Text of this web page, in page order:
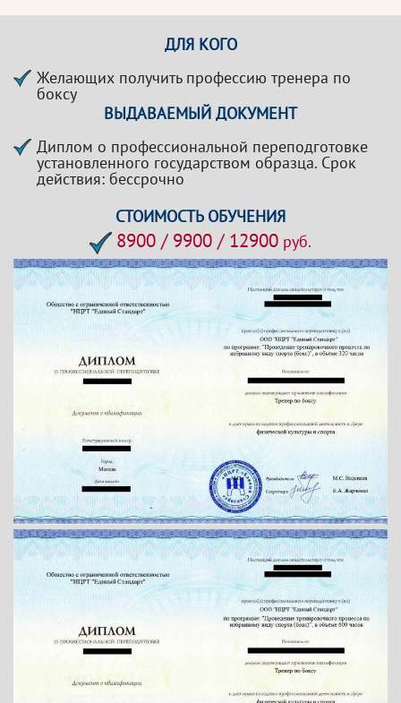
ДЛЯ КОГО
Желающих получить профессию тренера по
боксу
ВЫДАВАЕМЫЙ ДОКУМЕНТ
Диплом о профессиональной переподготовке
установленного государством образца. Срок
действия: бессрочно
СТОИМОСТЬ ОБУЧЕНИЯ
8900 / 9900 / 12900 руб.